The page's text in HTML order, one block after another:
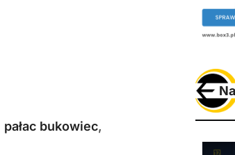
pałac bukowiec,